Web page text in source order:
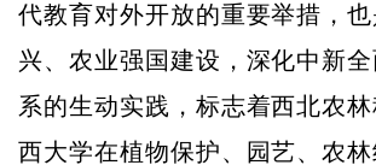
代教育对外开放的重要举措，
兴、农业强国建设，深化中新
系的生动实践，标志着西北农
西大学在植物保护、园艺、农